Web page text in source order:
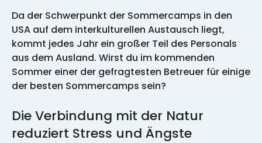
Da der Schwerpunkt der Sommercamps in den
USA auf dem interkulturellen Austausch liegt,
kommt jedes Jahr ein großer Teil des Personals
aus dem Ausland. Wirst du im kommenden
Sommer einer der gefragtesten Betreuer für einige
der besten Sommercamps sein?
Die Verbindung mit der Natur
reduziert Stress und Ängste